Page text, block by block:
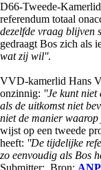
D66-Tweede-
referendum totaal
dezelfde vraag blijven
gedraagt Bos zich als
wat zij wil''.
VVD-kamerlid Hans
onzinnig: ''Je kunt niet
als de uitkomst niet
niet de manier
wijst op een tweede
heeft: ''De tijdelijke
zo eenvoudig als Bos
Submitter: Bron: ANP